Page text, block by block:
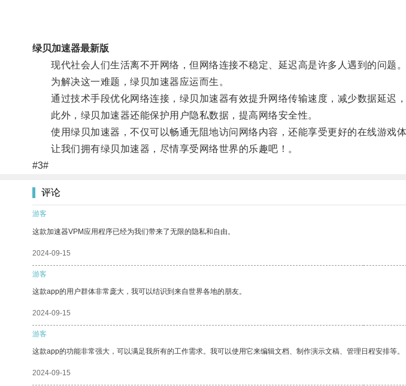
绿贝加速器最新版
现代社会人们生活离不开网络，但网络连接不稳定、延迟高是许多人遇到的问题。
为解决这一难题，绿贝加速器应运而生。
通过技术手段优化网络连接，绿贝加速器有效提升网络传输速度，减少数据延迟，
此外，绿贝加速器还能保护用户隐私数据，提高网络安全性。
使用绿贝加速器，不仅可以畅通无阻地访问网络内容，还能享受更好的在线游戏体
让我们拥有绿贝加速器，尽情享受网络世界的乐趣吧！。
#3#
评论
游客
这款加速器VPM应用程序已经为我们带来了无限的隐私和自由。
2024-09-15
游客
这款app的用户群体非常庞大，我可以结识到来自世界各地的朋友。
2024-09-15
游客
这款app的功能非常强大，可以满足我所有的工作需求。我可以使用它来编辑文档、制作演示文稿、管理日程安排等。
2024-09-15